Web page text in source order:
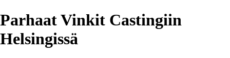
Parhaat Vinkit Castingiin
Helsingissä